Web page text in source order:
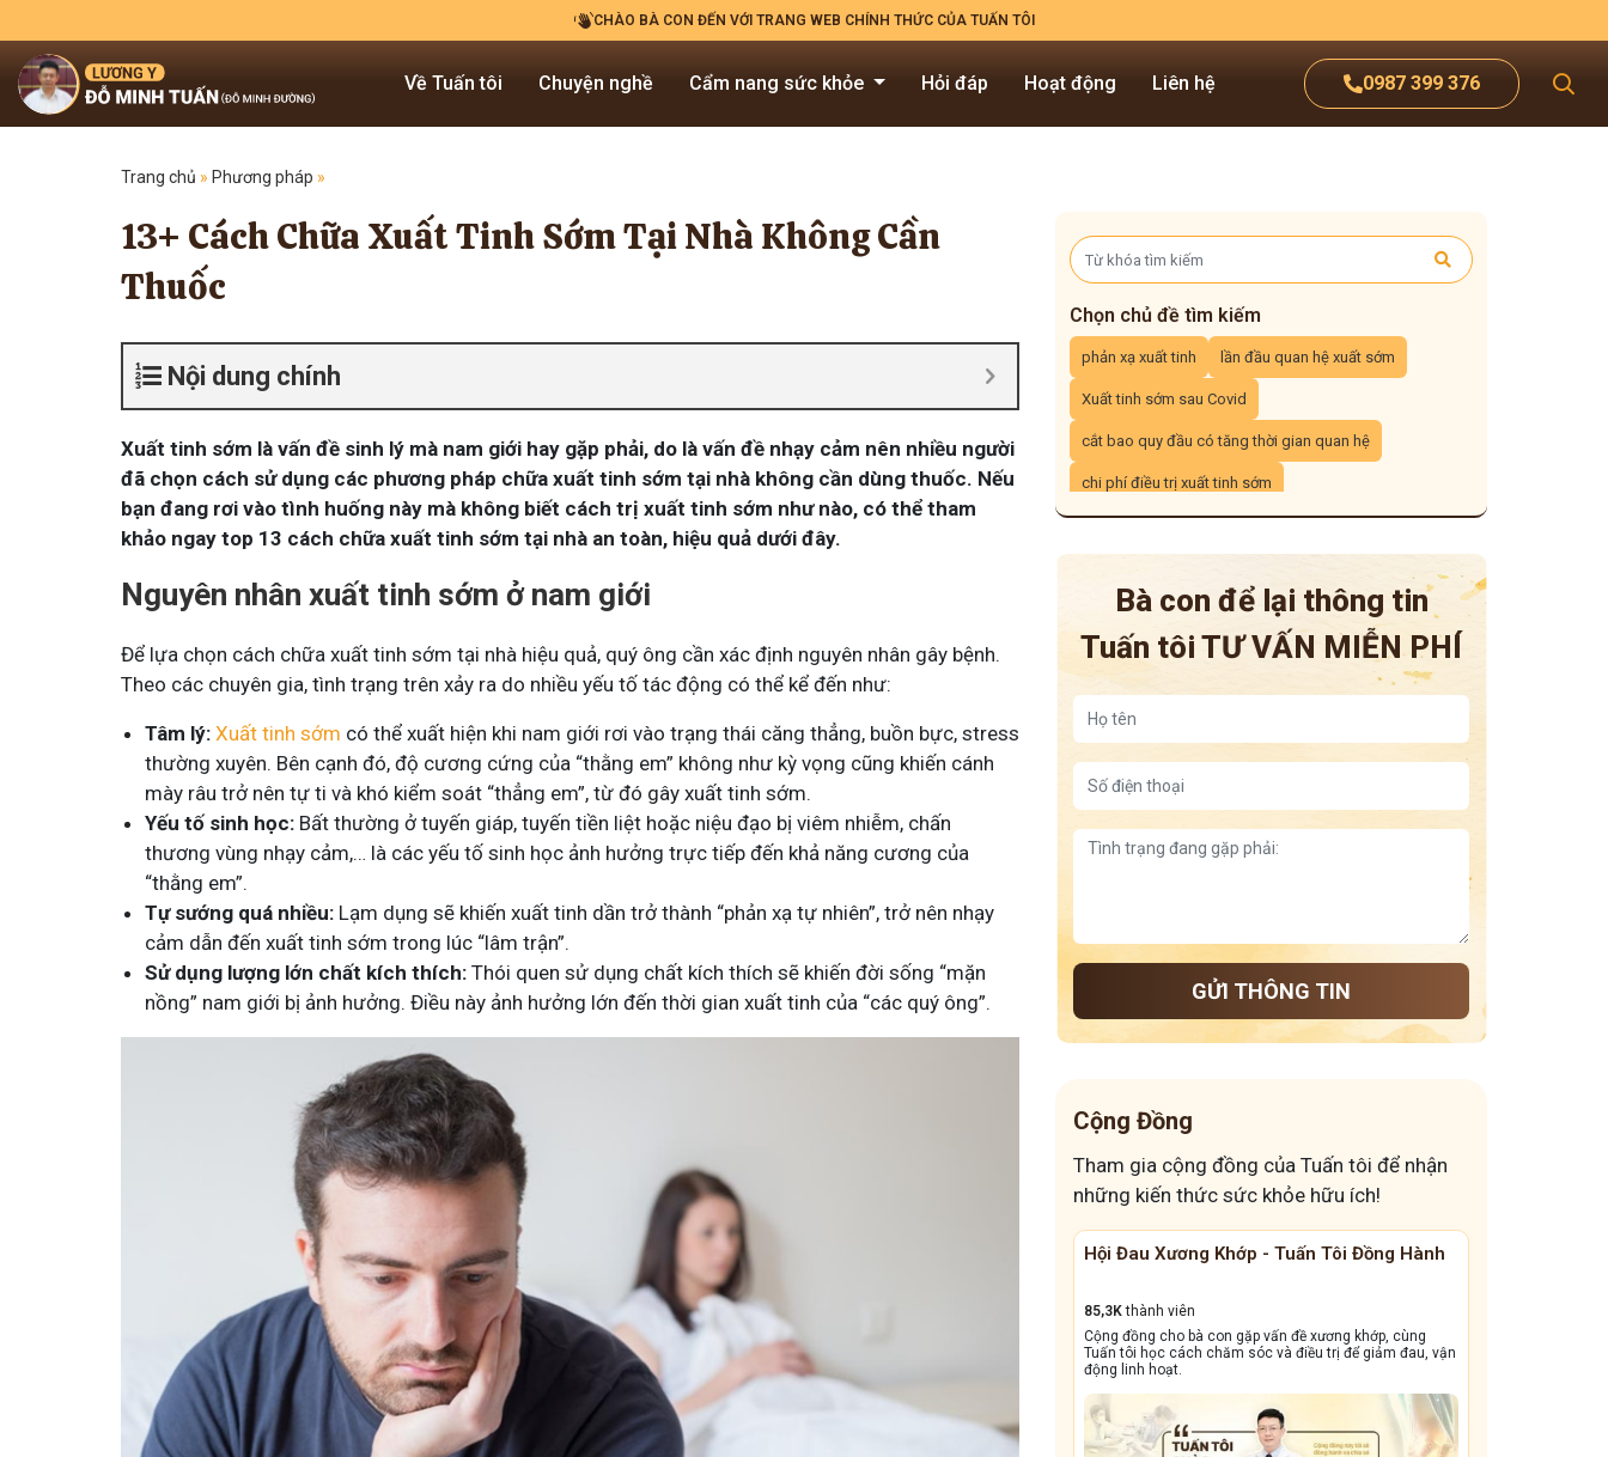
CHÀO BÀ CON ĐẾN VỚI TRANG WEB CHÍNH THỨC CỦA TUẤN TÔI
0987 399 376
Về Tuấn tôi Chuyện nghề Cẩm nang sức khỏe Hỏi đáp Hoạt động Liên hệ
Trang chủ » Phương pháp »
13+ Cách Chữa Xuất Tinh Sớm Tại Nhà Không Cần
Thuốc
Nội dung chính
Xuất tinh sớm là vấn đề sinh lý mà nam giới hay gặp phải, do là vấn đề nhạy cảm nên nhiều người
đã chọn cách sử dụng các phương pháp chữa xuất tinh sớm tại nhà không cần dùng thuốc. Nếu
bạn đang rơi vào tình huống này mà không biết cách trị xuất tinh sớm như nào, có thể tham
khảo ngay top 13 cách chữa xuất tinh sớm tại nhà an toàn, hiệu quả dưới đây.
Nguyên nhân xuất tinh sớm ở nam giới
Để lựa chọn cách chữa xuất tinh sớm tại nhà hiệu quả, quý ông cần xác định nguyên nhân gây bệnh.
Theo các chuyên gia, tình trạng trên xảy ra do nhiều yếu tố tác động có thể kể đến như:
Tâm lý: Xuất tinh sớm có thể xuất hiện khi nam giới rơi vào trạng thái căng thẳng, buồn bực, stress
thường xuyên. Bên cạnh đó, độ cương cứng của “thằng em” không như kỳ vọng cũng khiến cánh
mày râu trở nên tự ti và khó kiểm soát “thẳng em”, từ đó gây xuất tinh sớm.
Yếu tố sinh học: Bất thường ở tuyến giáp, tuyến tiền liệt hoặc niệu đạo bị viêm nhiễm, chấn
thương vùng nhạy cảm,… là các yếu tố sinh học ảnh hưởng trực tiếp đến khả năng cương của
“thằng em”.
Tự sướng quá nhiều: Lạm dụng sẽ khiến xuất tinh dần trở thành “phản xạ tự nhiên”, trở nên nhạy
cảm dẫn đến xuất tinh sớm trong lúc “lâm trận”.
Sử dụng lượng lớn chất kích thích: Thói quen sử dụng chất kích thích sẽ khiến đời sống “mặn
nồng” nam giới bị ảnh hưởng. Điều này ảnh hưởng lớn đến thời gian xuất tinh của “các quý ông”.
Chọn chủ đề tìm kiếm
phản xạ xuất tinh lần đầu quan hệ xuất sớm
Xuất tinh sớm sau Covid
cắt bao quy đầu có tăng thời gian quan hệ
chi phí điều trị xuất tinh sớm
Bà con để lại thông tin
Tuấn tôiTƯ VẤN MIỄN PHÍ
GỬI THÔNG TIN
Cộng Đồng
Tham gia cộng đồng của Tuấn tôi để nhận
những kiến thức sức khỏe hữu ích!
gây khó chịu và ảnh hưởng sinh hoạt.
sẻ cách giảm ngứa, làm dịu da và
Tuấn tôi - Y diệu thuốc nam
95,5k
Góc nhỏ tôi chia sẻ với bà con về chuyện thuốc Nam, về
tất tần tật kiến thức sức khỏe và cách chăm sóc bản
thân theo YHCT.
Hội Đau Xương Khớp - Tuấn Tôi Đồng Hành
85,3K
thành viên
Cộng đồng cho bà con gặp vấn đề xương khớp, cùng
Tuấn tôi học cách chăm sóc và điều trị để giảm đau, vận
động linh hoạt.
Cộng Đồng Chữa Bệnh Tai Mũi Họng
13,1kthành viên
Cộng đồng này sẽ giúp bà con đẩy lùi tình trạng ho dai
dẳng, viêm xoang tái phát triền miền, amidan sưng đỏ,...